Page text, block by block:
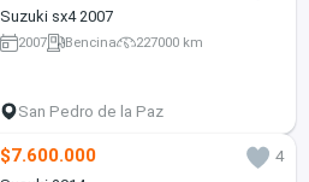
Suzuki sx4 2007
2007 Bencina 227000 km
San Pedro de la Paz
$7.600.000
4